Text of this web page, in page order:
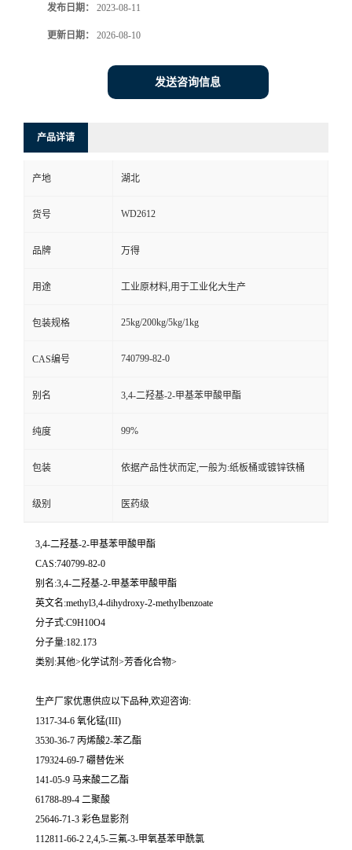
发布日期： 2023-08-11
更新日期： 2026-08-10
发送咨询信息
产品详请
产地 湖北
货号 WD2612
品牌 万得
用途 工业原材料,用于工业化大生产
包装规格 25kg/200kg/5kg/1kg
CAS编号 740799-82-0
别名 3,4-二羟基-2-甲基苯甲酸甲酯
纯度 99%
包装 依据产品性状而定,一般为:纸板桶或镀锌铁桶
级别 医药级
3,4-二羟基-2-甲基苯甲酸甲酯
CAS:740799-82-0
别名:3,4-二羟基-2-甲基苯甲酸甲酯
英文名:methyl3,4-dihydroxy-2-methylbenzoate
分子式:C9H10O4
分子量:182.173
类别:其他>化学试剂>芳香化合物>
生产厂家优惠供应以下品种,欢迎咨询:
1317-34-6 氧化锰(III)
3530-36-7 丙烯酸2-苯乙酯
179324-69-7 硼替佐米
141-05-9 马来酸二乙酯
61788-89-4 二聚酸
25646-71-3 彩色显影剂
112811-66-2 2,4,5-三氟-3-甲氧基苯甲酰氯